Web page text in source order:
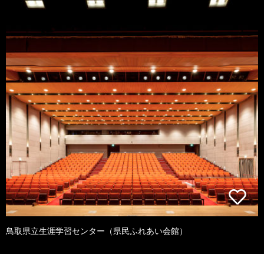
鳥取県立生涯学習センター（県民ふれあい会館）